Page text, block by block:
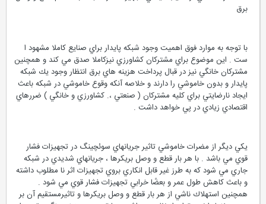
برق
با توجه به موارد فوق اهميت وجود شبكه پايدار براي صنايع كاملا مشهود ا
ست . اين موضوع براي مشتركان كشاورزي نيزكاملا صدق مي كند و همچنين
مشتركان خانگي نيز در قبال پرداخت هزينه هاي برق انتظار وجود يك شبكه
پايدار و بدون خاموشي را دارند و خلاصه آنكه وقوع خاموشي در شبكه باعث
ايجاد نارضايتي براي كليه مشتركان ( صنعتي ،. كشاورزي و خانگي ) ضررهاي
اقتصادي زيادي در پي خواهد داشت .
يكي ديگر از مضرات خاموشي تاثير جريانهاي سوئچينگ در تجهيزات فشار
قوي مي باشد . با هر بار قطع و وصل بريكرها ، جريانهاي شديدي در شبكه
جاري مي شود كه به طرز غير قابل انكاري بروي تجهيزات اثر نا مطلوب داشته
و باعث كاهش طول عمر و بعضًا خرابي تجهيزات فشار قوي مي شود .
همچنين استهلاك ناشي از هر بار قطع و وصل بريكرها و تاثيرمستقيم آن بر